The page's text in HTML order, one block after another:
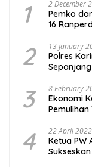
1 2 December
Pemko
16
2 13 January
Polres
3 8 February
Ekonomi
4 22 April 2022
Ketua PW